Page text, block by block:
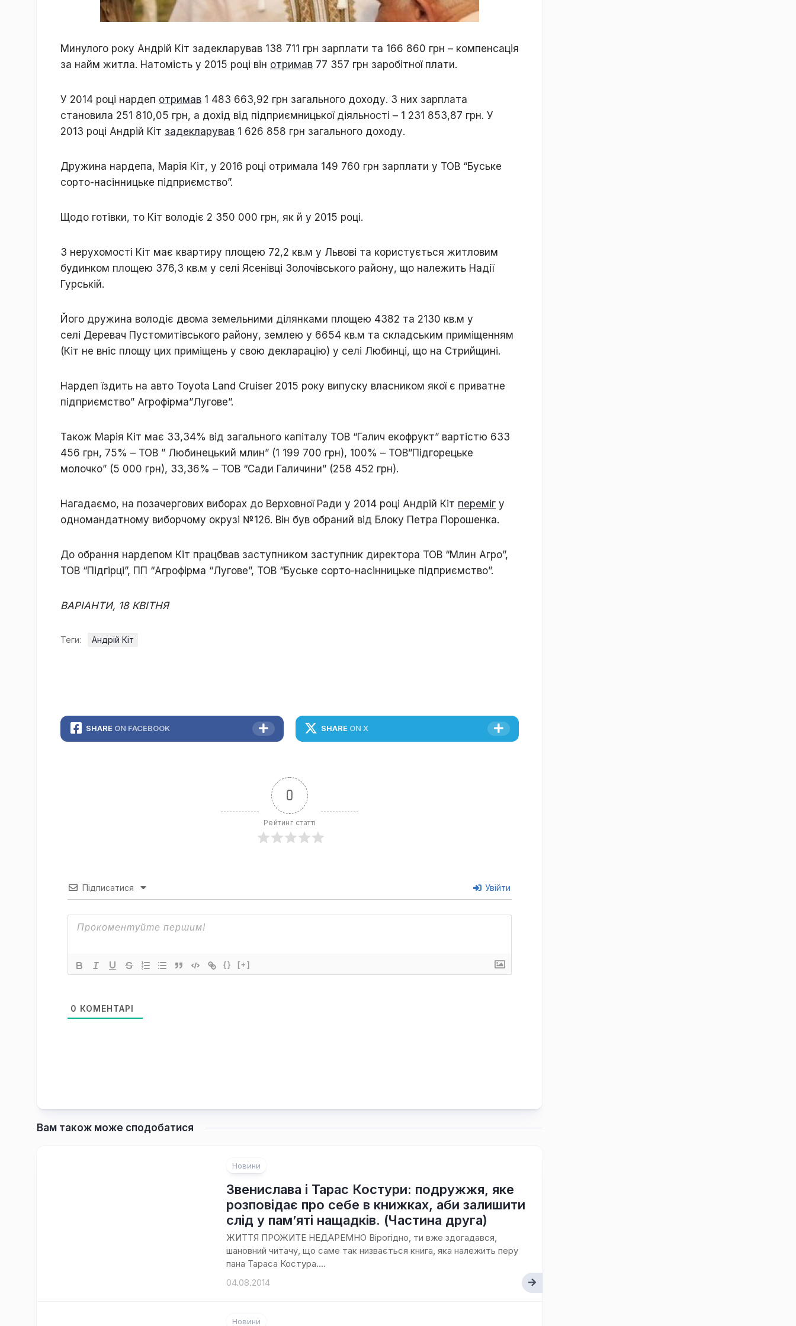
Минулого року Андрій Кіт задекларував 138 711 грн зарплати та 166 860 грн – компенсація
за найм житла. Натомість у 2015 році він отримав 77 357 грн заробітної плати.
У 2014 році нардеп отримав 1 483 663,92 грн загального доходу. З них зарплата
становила 251 810,05 грн, а дохід від підприємницької діяльності – 1 231 853,87 грн. У
2013 році Андрій Кіт задекларував 1 626 858 грн загального доходу.
Дружина нардепа, Марія Кіт, у 2016 році отримала 149 760 грн зарплати у ТОВ “Буське
сорто-насінницьке підприємство”.
Щодо готівки, то Кіт володіє 2 350 000 грн, як й у 2015 році.
З нерухомості Кіт має квартиру площею 72,2 кв.м у Львові та користується житловим
будинком площею 376,3 кв.м у селі Ясенівці Золочівського району, що належить Надії
Гурській.
Його дружина володіє двома земельними ділянками площею 4382 та 2130 кв.м у
селі Деревач Пустомитівського району, землею у 6654 кв.м та складським приміщенням
(Кіт не вніс площу цих приміщень у свою декларацію) у селі Любинці, що на Стрийщині.
Нардеп їздить на авто Toyota Land Cruiser 2015 року випуску власником якої є приватне
підприємство” Агрофірма”Лугове”.
Також Марія Кіт має 33,34% від загального капіталу ТОВ “Галич екофрукт” вартістю 633
456 грн, 75% – ТОВ ” Любинецький млин” (1 199 700 грн), 100% – ТОВ”Підгорецьке
молочко” (5 000 грн), 33,36% – ТОВ “Сади Галичини” (258 452 грн).
Нагадаємо, на позачергових виборах до Верховної Ради у 2014 році Андрій Кіт переміг у
одномандатному виборчому окрузі №126. Він був обраний від Блоку Петра Порошенка.
До обрання нардепом Кіт працбвав заступником заступник директора ТОВ “Млин Агро”,
ТОВ “Підгірці”, ПП “Агрофірма “Лугове”, ТОВ “Буське сорто-насінницьке підприємство”.
ВАРІАНТИ, 18 КВІТНЯ
Теги: Андрій Кіт
SHARE ON FACEBOOK SHARE ON X
0
Рейтинг статті
Підписатися Увійти
{} [+]
0 КОМЕНТАРІ
Вам також може сподобатися
Новини
Звенислава і Тарас Костури: подружжя, яке
розповідає про себе в книжках, аби залишити
слід у пам’яті нащадків. (Частина друга)
ЖИТТЯ ПРОЖИТЕ НЕДАРЕМНО Вірогідно, ти вже здогадався,
шановний читачу, що саме так низвається книга, яка належить перу
пана Тараса Костура....
04.08.2014
Новини